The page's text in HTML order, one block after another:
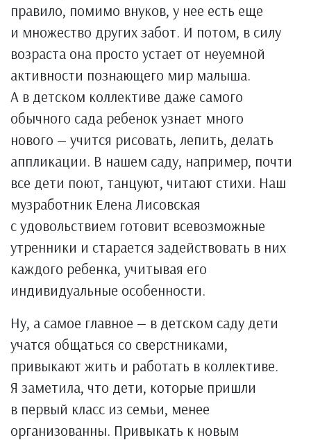
правило, помимо внуков, у нее есть еще
и множество других забот. И потом, в силу
возраста она просто устает от неуемной
активности познающего мир малыша.
А в детском коллективе даже самого
обычного сада ребенок узнает много
нового — учится рисовать, лепить, делать
аппликации. В нашем саду, например, почти
все дети поют, танцуют, читают стихи. Наш
музработник Елена Лисовская
с удовольствием готовит всевозможные
утренники и старается задействовать в них
каждого ребенка, учитывая его
индивидуальные особенности.
Ну, а самое главное — в детском саду дети
учатся общаться со сверстниками,
привыкают жить и работать в коллективе.
Я заметила, что дети, которые пришли
в первый класс из семьи, менее
организованны. Привыкать к новым